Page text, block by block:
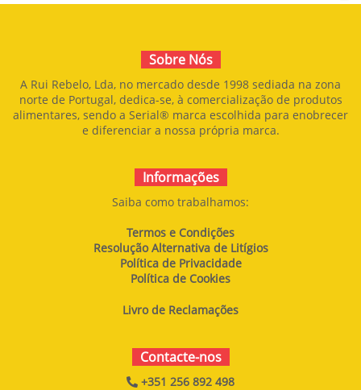
Sobre Nós
A Rui Rebelo, Lda, no mercado desde 1998 sediada na zona
norte de Portugal, dedica-se, à comercialização de produtos
alimentares, sendo a Serial® marca escolhida para enobrecer
e diferenciar a nossa própria marca.
Informações
Saiba como trabalhamos:
Termos e Condições
Resolução Alternativa de Litígios
Política de Privacidade
Política de Cookies
Livro de Reclamações
Contacte-nos
+351 256 892 498